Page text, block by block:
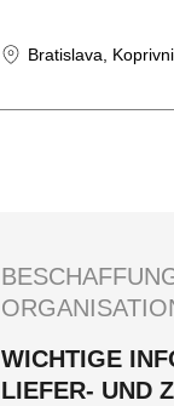
Bratislava,
WICHTIGE
LIEFER- UND